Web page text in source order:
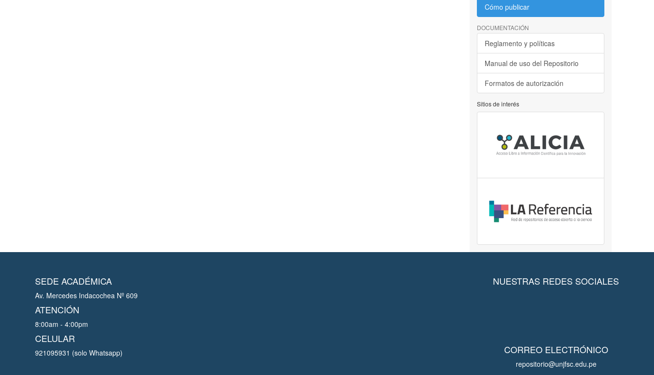
Cómo publicar
DOCUMENTACIÓN
Reglamento y políticas
Manual de uso del Repositorio
Formatos de autorización
Sitios de interés
SEDE ACADÉMICA
Av. Mercedes Indacochea Nº 609
ATENCIÓN
8:00am - 4:00pm
CELULAR
921095931 (solo Whatsapp)
NUESTRAS REDES SOCIALES
CORREO ELECTRÓNICO
repositorio@unjfsc.edu.pe